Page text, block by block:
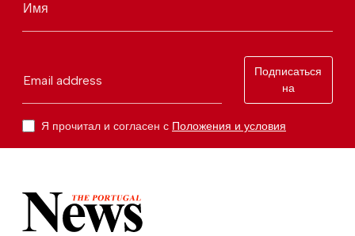
Имя
Email address
Подписаться
на
Я прочитал и согласен с Положения и условия